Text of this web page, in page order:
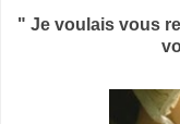
" Je voulais vous